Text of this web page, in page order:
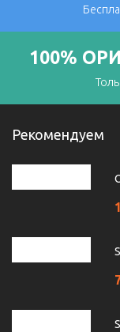
100%
Рекомендуем